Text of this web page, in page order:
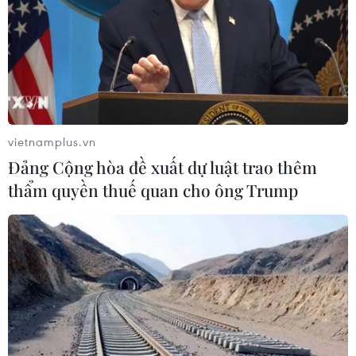
06/08/2026 07:30
Chủ tịch Quốc hội Thái Lan dự khai
mạc Triển lãm 50 năm quan hệ ngoại
giao Việt Nam-Thái Lan
06/08/2026 05:48
Hà Nội: 'Đánh thức' di sản văn hóa,
mở đường cho sáng tạo
06/08/2026 04:25
Quảng Trị bảo tồn di tích và hệ thống
mạch nước ngầm ở 14 giếng cổ xã
Cồn Tiên
vietnamplus.vn
Đảng Cộng hòa đề xuất dự luật trao thêm
thẩm quyền thuế quan cho ông Trump